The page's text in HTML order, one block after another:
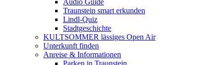
Audio Guide
Traunstein smart erkunden
Lindl-Quiz
Stadtgeschichte
KULTSOMMER lässiges Open Air
Unterkunft finden
Anreise & Informationen
Parken in Traunstein